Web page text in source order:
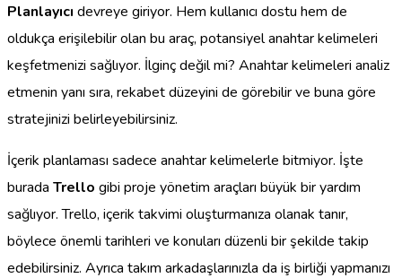
Planlayıcı devreye giriyor. Hem kullanıcı dostu hem de
oldukça erişilebilir olan bu araç, potansiyel anahtar kelimeleri
keşfetmenizi sağlıyor. İlginç değil mi? Anahtar kelimeleri analiz
etmenin yanı sıra, rekabet düzeyini de görebilir ve buna göre
stratejinizi belirleyebilirsiniz.
İçerik planlaması sadece anahtar kelimelerle bitmiyor. İşte
burada Trello gibi proje yönetim araçları büyük bir yardım
sağlıyor. Trello, içerik takvimi oluşturmanıza olanak tanır,
böylece önemli tarihleri ve konuları düzenli bir şekilde takip
edebilirsiniz. Ayrıca takım arkadaşlarınızla da iş birliği yapmanızı